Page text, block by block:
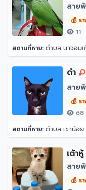
สาย
💰 ร
11
สถานที่หาย: ตำบล นาจอม
ดำ
สาย
💰 ร
68
สถานที่หาย: ตำบล เขาน้อ
เต้าหู้
สาย
💰 ร